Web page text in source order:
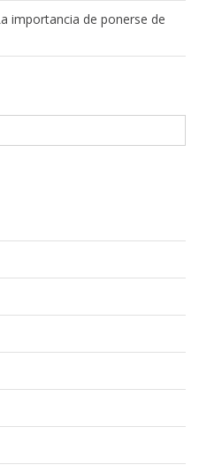
importancia de ponerse de